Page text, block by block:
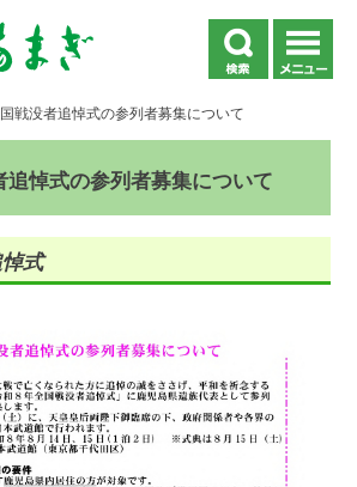
戦没者追悼式の参列者募集について
追悼式の参列者募集について
式